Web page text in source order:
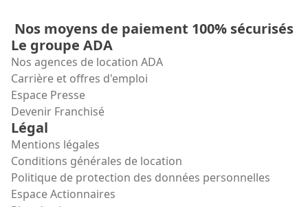
Nos moyens de paiement 100% sécurisés
Le groupe ADA
Nos agences de location ADA
Carrière et offres d'emploi
Espace Presse
Devenir Franchisé
Légal
Mentions légales
Conditions générales de location
Politique de protection des données personnelles
Espace Actionnaires